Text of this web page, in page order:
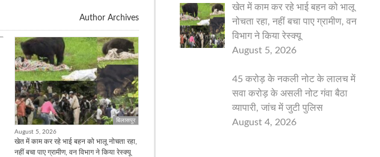
Author Archives
बिलासपुर
August 5, 2026
खेत में काम कर रहे भाई बहन को भालू नोचता रहा,
नहीं बचा पाए ग्रामीण, वन विभाग ने किया रेस्क्यू
खेत में काम कर रहे भाई बहन को भालू
नोचता रहा, नहीं बचा पाए ग्रामीण, वन
विभाग ने किया रेस्क्यू
August 5, 2026
45 करोड़ के नकली नोट के लालच में
सवा करोड़ के असली नोट गंवा बैठा
व्यापारी, जांच में जुटी पुलिस
August 4, 2026